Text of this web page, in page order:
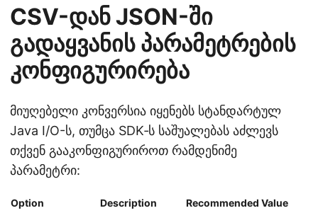
CSV-დან JSON-ში
გადაყვანის პარამეტრების
კონფიგურირება
მიუღებელი კონვერსია იყენებს სტანდარტულ
Java I/O-ს, თუმცა SDK‑ს საშუალებას აძლევს
თქვენ გააკონფიგურიროთ რამდენიმე
პარამეტრი:
Option Description Recommended Value